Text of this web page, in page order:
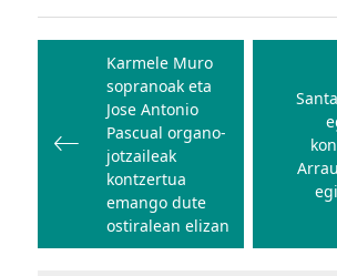
Bidalketetan
zehar
nabigatu
Karmele Muro
sopranoak eta
Jose Antonio
Pascual organo-
jotzaileak
kontzertua
emango dute
ostiralean elizan